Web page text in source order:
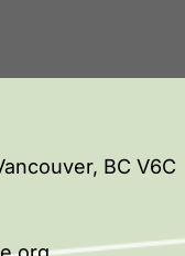
BC V6C